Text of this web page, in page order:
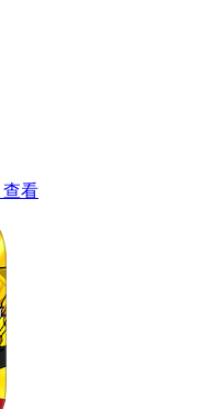
查看